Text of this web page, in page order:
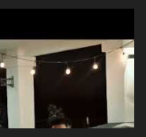
Música Mil y un besos
quien lo detenga si las
cerremos las puertas
el Fuego en esa
por donde vas me curas
que te sea igual te ves